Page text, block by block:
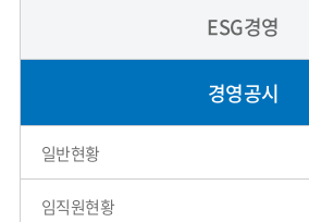
ESG경영
경영공시
일반현황
임직원현황